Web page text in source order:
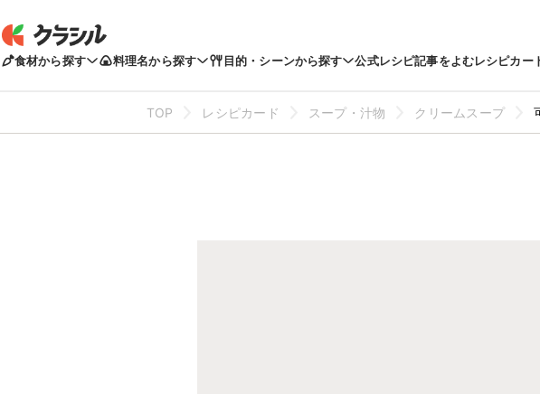
食材から探す 料理名から探す 目的・シーンから探す 公式レシピ記事をよむレシピカー
TOP レシピカード スープ・汁物 クリームスープ